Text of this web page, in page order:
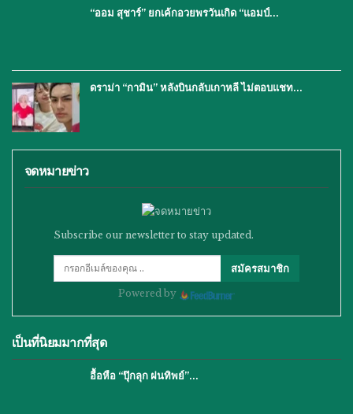
“ออม สุชาร์” ยกเค้กอวยพรวันเกิด “แอมป์…
ดราม่า “กามิน” หลังบินกลับเกาหลี ไม่ตอบแชท…
จดหมายข่าว
Subscribe our newsletter to stay updated.
สมัครสมาชิก
Powered by
เป็นที่นิยมมากที่สุด
อื้อหือ “ปุ๊กลุก ฝนทิพย์”…